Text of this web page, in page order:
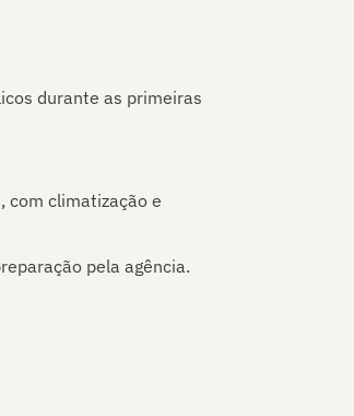
durante as primeiras
com climatização e
pela agência.